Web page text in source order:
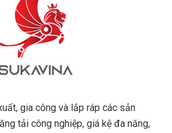
gia công và lắp ráp các sản
tải công nghiệp, giá kệ đa năng,